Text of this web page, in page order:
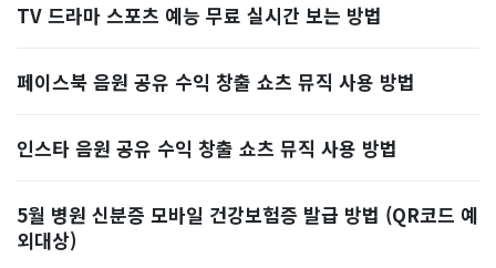
TV 드라마 스포츠 예능 무료 실시간 보는 방법
페이스북 음원 공유 수익 창출 쇼츠 뮤직 사용 방법
인스타 음원 공유 수익 창출 쇼츠 뮤직 사용 방법
5월 병원 신분증 모바일 건강보험증 발급 방법 (QR코드 예
외대상)